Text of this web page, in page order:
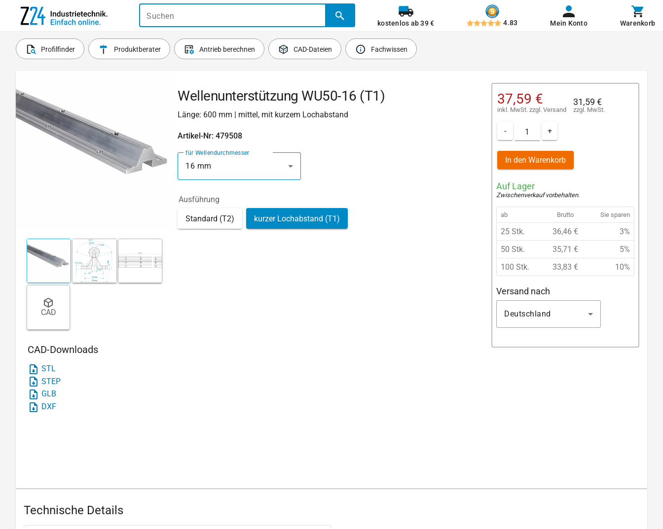
Suchen
kostenlos ab 39 € 4.83 Mein Konto Warenkorb
Profilfinder Produktberater Antrieb berechnen CAD-Dateien Fachwissen
CAD
CAD-Downloads
STL
STEP
GLB
DXF
Wellenunterstützung WU50-16 (T1)
Länge: 600 mm | mittel, mit kurzem Lochabstand
Artikel-Nr: 479508
für Wellendurchmesser
16 mm
Ausführung
Standard (T2) kurzer Lochabstand (T1)
37,59 €
inkl. MwSt. zzgl. Versand
31,59 €
zzgl. MwSt.
- +
In den Warenkorb
Auf Lager
Zwischenverkauf vorbehalten.
ab Brutto Sie sparen
25 Stk. 36,46 €
3%
50 Stk.
35,71 €
5%
100 Stk.
33,83 € 10%
Versand nach
Deutschland
Technische Details